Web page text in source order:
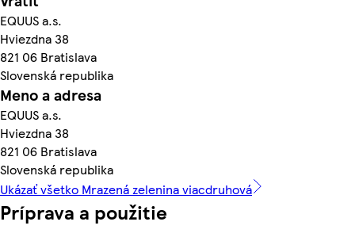
EQUUS a.s.
Hviezdna 38
821 06 Bratislava
Slovenská republika
Meno a adresa
EQUUS a.s.
Hviezdna 38
821 06 Bratislava
Slovenská republika
Ukázať všetko Mrazená zelenina viacdruhová
Príprava a použitie